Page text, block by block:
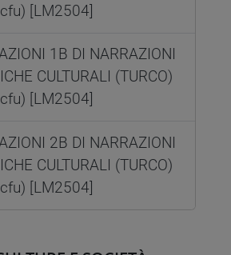
[LM2504]
1B DI NARRAZIONI
CULTURALI (TURCO)
[LM2504]
2B DI NARRAZIONI
CULTURALI (TURCO)
[LM2504]